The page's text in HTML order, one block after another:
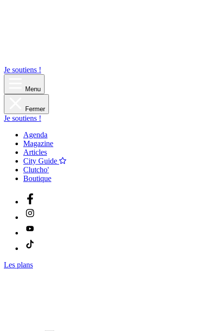
Je soutiens !
Menu
Fermer
Je soutiens !
Agenda
Magazine
Articles
City Guide
Clutcho'
Boutique
Les plans